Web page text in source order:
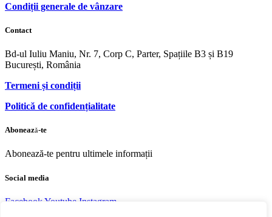
Condiții generale de vânzare
Contact
Bd-ul Iuliu Maniu, Nr. 7, Corp C, Parter, Spațiile B3 și B19
București, România
Termeni și condiții
Politică de confidențialitate
Abonează-te
Abonează-te pentru ultimele informații
Social media
FacebookYoutube Instagram